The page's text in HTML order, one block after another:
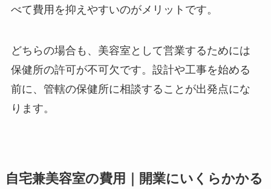
べて費用を抑えやすいのがメリットです。
どちらの場合も、美容室として営業するためには
保健所の許可が不可欠です。設計や工事を始める
前に、管轄の保健所に相談することが出発点にな
ります。
自宅兼美容室の費用｜開業にいくらかかる